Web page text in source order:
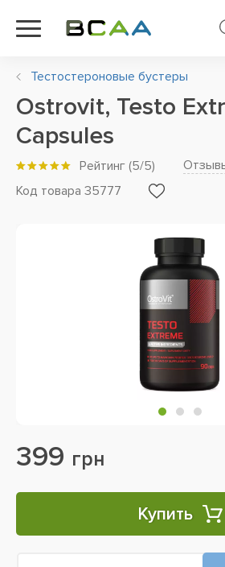
Тестостероновые бустеры
Ostrovit, Testo
Capsules
Рейтинг (5/5)
Код товара 35777
399 грн
Купить